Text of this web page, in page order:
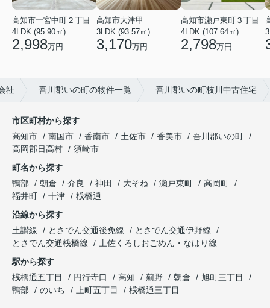
高知市一宮中町２丁目
4LDK (95.90㎡)
2,998万円
高知市大津甲
3LDK (93.57㎡)
3,170万円
高知市瀬戸東町３丁目
4LDK (107.64㎡)
2,798万円
社 吾川郡いの町の物件一覧 吾川郡いの町枝川中古住宅
市区町村から探す
高知市
南国市 香南市 土佐市 香美市
吾川郡いの町
高岡郡日高村
須崎市
町名から探す
鴨部
朝倉 介良 神田 大そね 瀬戸東町
高岡町
福井町
十津
桟橋通
沿線から探す
土讃線
とさでん交通後免線
とさでん交通伊野線
とさでん交通桟橋線
土佐くろしおごめん・なはり線
駅から探す
桟橋通五丁目
円行寺口 高知 薊野 朝倉
旭町三丁目
鴨部
のいち 上町五丁目 桟橋通三丁目